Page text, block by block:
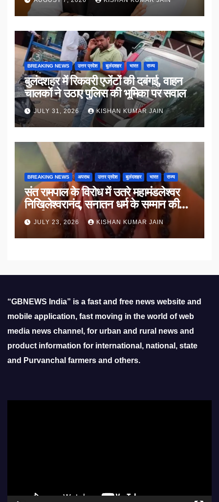
BREAKING NEWS उत्तर प्रदेश बुलंदशहर भारत राज्य
बुलंदशहर में रिकवरी एजेंटों की दबंगई, वाहन
चालकों ने उठाए पुलिस की भूमिका पर सवाल
JULY 31, 2026 KISHAN KUMAR JAIN
BREAKING NEWS अपराध उत्तर प्रदेश बुलंदशहर भारत राज्य
संत रामपाल के विरोध में उतरे महामंडलेश्वर
निखिलेश्वरानंद, सनातन धर्म के सम्मान की
उठाई मांग
JULY 23, 2026 KISHAN KUMAR JAIN
“GBNEWS India” is a fast and free news website and
mobile application, fast moving in the world of web
media news channel, for urban and rural news and
product information for international, national, state
and Purvanchal farmers and others.